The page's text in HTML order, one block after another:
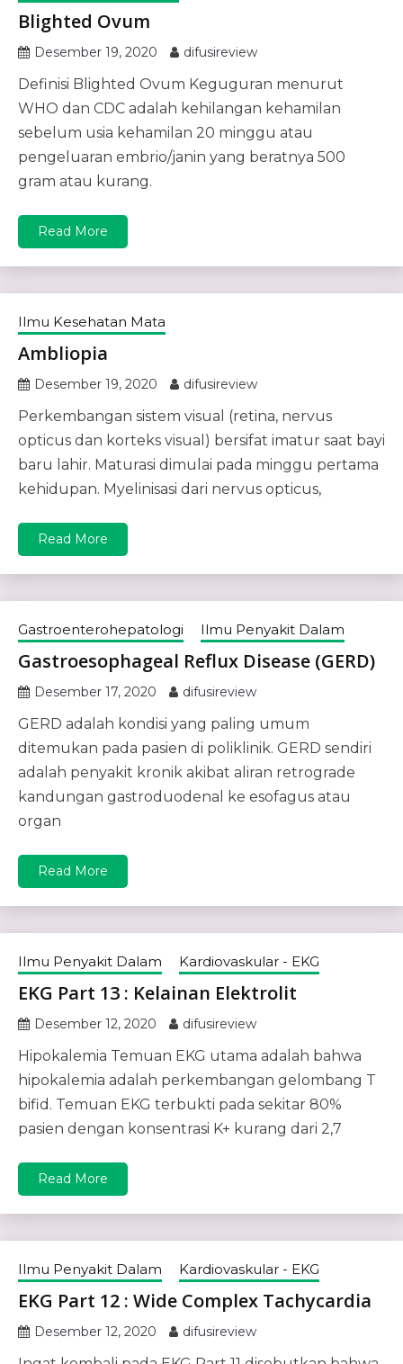
Blighted Ovum
Desember 19, 2020 difusireview
Definisi Blighted Ovum Keguguran menurut
WHO dan CDC adalah kehilangan kehamilan
sebelum usia kehamilan 20 minggu atau
pengeluaran embrio/janin yang beratnya 500
gram atau kurang.
Read More
Ilmu Kesehatan Mata
Ambliopia
Desember 19, 2020 difusireview
Perkembangan sistem visual (retina, nervus
opticus dan korteks visual) bersifat imatur saat bayi
baru lahir. Maturasi dimulai pada minggu pertama
kehidupan. Myelinisasi dari nervus opticus,
Read More
Gastroenterohepatologi Ilmu Penyakit Dalam
Gastroesophageal Reflux Disease (GERD)
Desember 17, 2020 difusireview
GERD adalah kondisi yang paling umum
ditemukan pada pasien di poliklinik. GERD sendiri
adalah penyakit kronik akibat aliran retrograde
kandungan gastroduodenal ke esofagus atau
organ
Read More
Ilmu Penyakit Dalam Kardiovaskular - EKG
EKG Part 13 : Kelainan Elektrolit
Desember 12, 2020 difusireview
Hipokalemia Temuan EKG utama adalah bahwa
hipokalemia adalah perkembangan gelombang T
bifid. Temuan EKG terbukti pada sekitar 80%
pasien dengan konsentrasi K+ kurang dari 2,7
Read More
Ilmu Penyakit Dalam Kardiovaskular - EKG
EKG Part 12 : Wide Complex Tachycardia
Desember 12, 2020 difusireview